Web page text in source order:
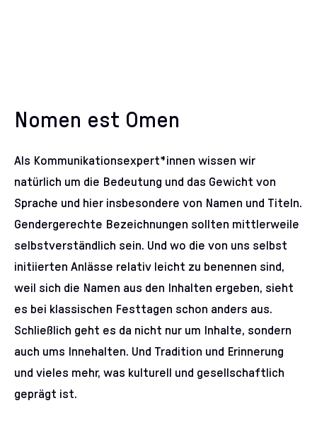
Nomen est Omen
Als Kommunikationsexpert*innen wissen wir
natürlich um die Bedeutung und das Gewicht von
Sprache und hier insbesondere von Namen und Titeln.
Gendergerechte Bezeichnungen sollten mittlerweile
selbstverständlich sein. Und wo die von uns selbst
initiierten Anlässe relativ leicht zu benennen sind,
weil sich die Namen aus den Inhalten ergeben, sieht
es bei klassischen Festtagen schon anders aus.
Schließlich geht es da nicht nur um Inhalte, sondern
auch ums Innehalten. Und Tradition und Erinnerung
und vieles mehr, was kulturell und gesellschaftlich
geprägt ist.